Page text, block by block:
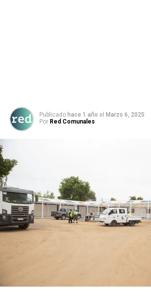
Publicado hace 1 año el Marzo 6, 2025
Por Red Comunales